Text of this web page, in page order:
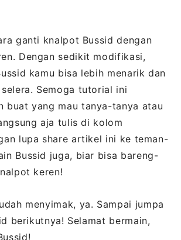
ganti knalpot Bussid dengan
Dengan sedikit modifikasi,
kamu bisa lebih menarik dan
Semoga tutorial ini
buat yang mau tanya-tanya atau
aja tulis di kolom
lupa share artikel ini ke teman-
Bussid juga, biar bisa bareng-
keren!
menyimak, ya. Sampai jumpa
berikutnya! Selamat bermain,